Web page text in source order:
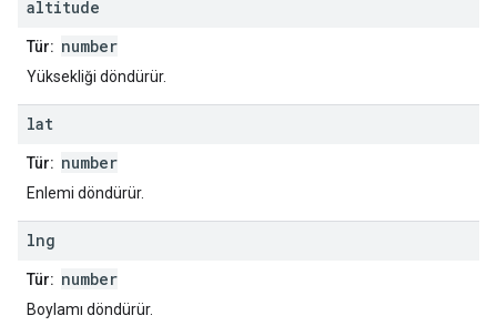
altitude
Tür: number
Yüksekliği döndürür.
lat
Tür: number
Enlemi döndürür.
lng
Tür: number
Boylamı döndürür.